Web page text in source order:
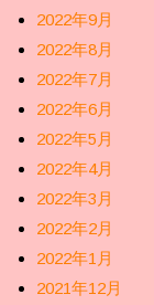
2022年9月
2022年8月
2022年7月
2022年6月
2022年5月
2022年4月
2022年3月
2022年2月
2022年1月
2021年12月